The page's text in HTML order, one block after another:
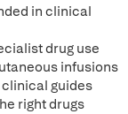
in clinical
drug use
infusions
guides
right drugs